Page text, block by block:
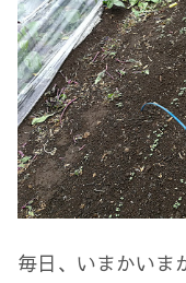
毎日、いまかいま